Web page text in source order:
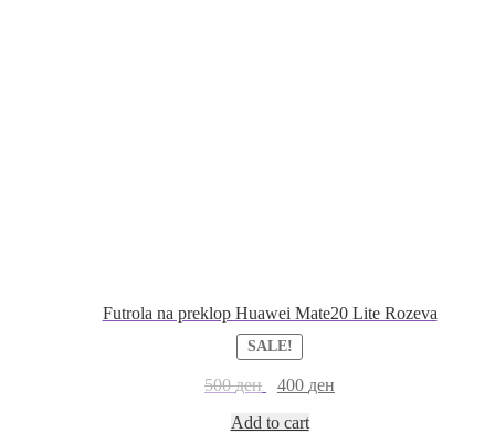
Futrola na preklop Huawei Mate20 Lite Rozeva
SALE!
500ден 400 ден
Add to cart